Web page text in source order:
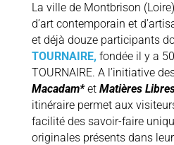
La ville de Montbrison
d’art contemporain et
et déjà douze participants
TOURNAIRE, fondée il y a
TOURNAIRE. A l’initiative
Macadam*et Matières
itinéraire permet aux
facilité des savoir-faire
originales présents dans